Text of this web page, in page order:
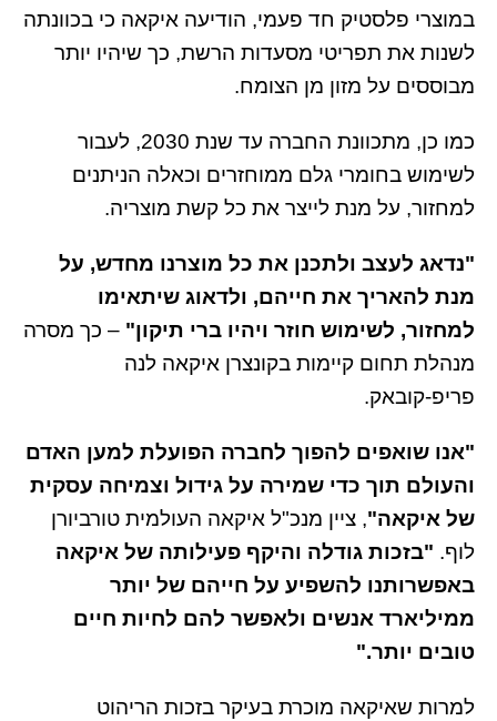
במוצרי פלסטיק חד פעמי, הודיעה איקאה כי בכוונתה
לשנות את תפריטי מסעדות הרשת, כך שיהיו יותר
מבוססים על מזון מן הצומח.
כמו כן, מתכוונת החברה עד שנת 2030, לעבור
לשימוש בחומרי גלם ממוחזרים וכאלה הניתנים
למחזור, על מנת לייצר את כל קשת מוצריה.
"נדאג לעצב ולתכנן את כל מוצרנו מחדש, על
מנת להאריך את חייהם, ולדאוג שיתאימו
למחזור, לשימוש חוזר ויהיו ברי תיקון" – כך מסרה
מנהלת תחום קיימות בקונצרן איקאה לנה
פריפ-קובאק.
"אנו שואפים להפוך לחברה הפועלת למען האדם
והעולם תוך כדי שמירה על גידול וצמיחה עסקית
של איקאה", ציין מנכ"ל איקאה העולמית טורביורן
לוף. "בזכות גודלה והיקף פעילותה של איקאה
באפשרותנו להשפיע על חייהם של יותר
ממיליארד אנשים ולאפשר להם לחיות חיים
טובים יותר."
למרות שאיקאה מוכרת בעיקר בזכות הריהוט